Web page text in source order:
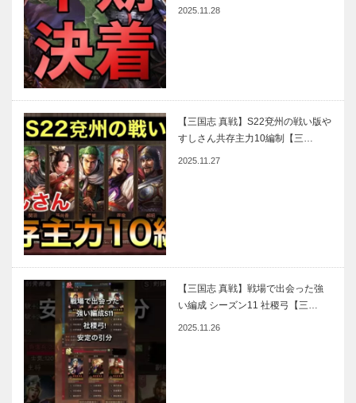
2025.11.28
【三国志 真戦】S22兗州の戦い版や
すしさん共存主力10編制【三…
2025.11.27
【三国志 真戦】戦場で出会った強
い編成 シーズン11 社稷弓【三…
2025.11.26